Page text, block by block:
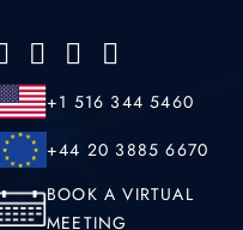
+1 516 344 5460
+44 20 3885 6670
BOOK A VIRTUAL
MEETING